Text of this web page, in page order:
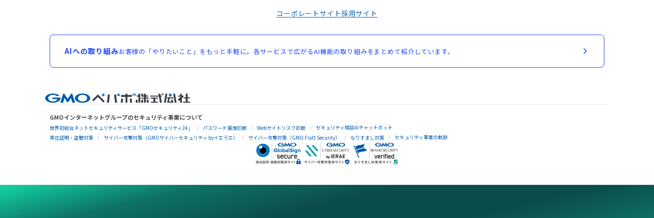
コーポレートサイト採用サイト
AIへの取り組みお客様の「やりたいこと」をもっと手軽に。各サービスで広がるAI機能の取り組みをまとめて紹介しています。
GMOインターネットグループのセキュリティ事業について
世界初総合ネットセキュリティサービス「GMOセキュリティ24」 パスワード漏洩診断 Webサイトリスク診断
セキュリティ相談AIチャットボット
実在証明・盗聴対策
サイバー攻撃対策（GMOサイバーセキュリティ byイエラエ） サイバー攻撃対策（GMO Flatt Security） なりすまし対策 セキュリティ事業の軌跡